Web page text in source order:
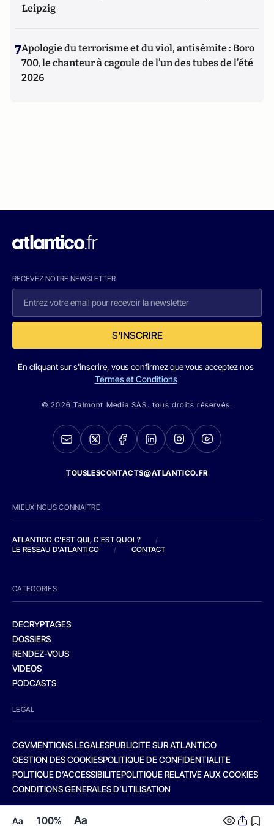
Aa 100% Aa
Leipzig
7Apologie du terrorisme et du viol, antisémite : Boro
700, le chanteur à cagoule de l’un des tubes de l’été
2026
RECEVEZ NOTRE NEWSLETTER
S'INSCRIRE
En cliquant sur s'inscrire, vous confirmez que vous acceptez nos
Termes et Conditions
© 2026 Talmont Media SAS. tous droits réservés.
TOUSLESCONTACTS@ATLANTICO.FR
MIEUX NOUS CONNAITRE
ATLANTICO C'EST QUI, C'EST QUOI ?
/
LE RESEAU D'ATLANTICO
/ CONTACT
CATEGORIES
DECRYPTAGES
DOSSIERS
RENDEZ-VOUS
VIDEOS
PODCASTS
LEGAL
CGVMENTIONS LEGALESPUBLICITE SUR ATLANTICO
GESTION DES COOKIESPOLITIQUE DE CONFIDENTIALITE
POLITIQUE D’ACCESSIBILITEPOLITIQUE RELATIVE AUX COOKIES
CONDITIONS GENERALES D’UTILISATION